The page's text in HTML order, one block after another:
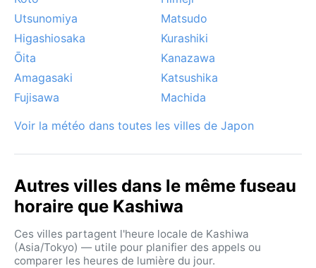
Utsunomiya
Matsudo
Higashiosaka
Kurashiki
Ōita
Kanazawa
Amagasaki
Katsushika
Fujisawa
Machida
Voir la météo dans toutes les villes de Japon
Autres villes dans le même fuseau
horaire que Kashiwa
Ces villes partagent l'heure locale de Kashiwa
(Asia/Tokyo) — utile pour planifier des appels ou
comparer les heures de lumière du jour.